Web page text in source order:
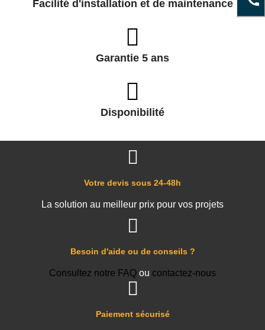
Facilité d'installation et de maintenance
Garantie 5 ans
Disponibilité
Paiement sécurisé
Besoin d'aide ou de conseils ?
Consultez notre FAQ ou contactez-nous
Votre devis sous 24-48h
La solution au meilleur prix pour vos projets